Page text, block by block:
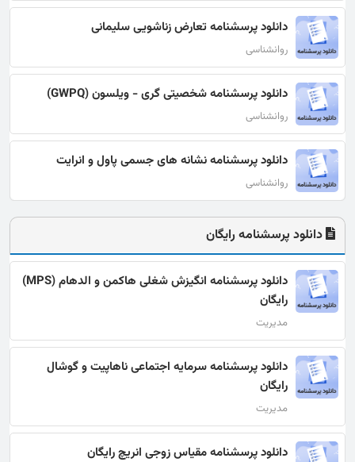
دانلود پرسشنامه تعارض زناشویی سلیمانی
روانشناسی
دانلود پرسشنامه شخصیتی گری - ویلسون (GWPQ)
روانشناسی
دانلود پرسشنامه نشانه های جسمی پاول و انرایت
روانشناسی
دانلود پرسشنامه رایگان
دانلود پرسشنامه انگیزش شغلی هاکمن و الدهام (MPS)
رایگان
مدیریت
دانلود پرسشنامه سرمایه اجتماعی ناهاپیت و گوشال
رایگان
مدیریت
دانلود پرسشنامه مقیاس زوجی انریچ رایگان